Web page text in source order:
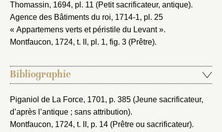
Thomassin, 1694, pl. 11 (Petit sacrificateur, antique).
Agence des Bâtiments du roi, 1714-1, pl. 25
« Appartemens verts et péristile du Levant ».
Montfaucon, 1724, t. II, pl. 1, fig. 3 (Prêtre).
Bibliographie
Piganiol de La Force, 1701, p. 385 (Jeune sacrificateur,
d’après l’antique ; sans attribution).
Montfaucon, 1724, t. II, p. 14 (Prêtre ou sacrificateur).